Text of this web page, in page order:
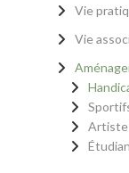
Vie
Vie